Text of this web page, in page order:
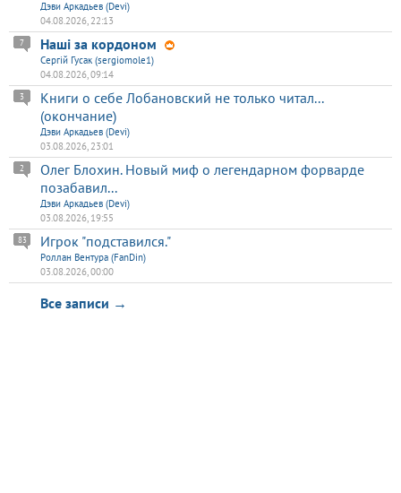
Дэви Аркадьев (Devi)
04.08.2026, 22:13
Наші за кордоном
7
Сергій Гусак (sergiomole1)
04.08.2026, 09:14
Книги о себе Лобановский не только читал...
(окончание)
3
Дэви Аркадьев (Devi)
03.08.2026, 23:01
Олег Блохин. Новый миф о легендарном форварде
позабавил...
2
Дэви Аркадьев (Devi)
03.08.2026, 19:55
Игрок "подставился."
83
Роллан Вентура (FanDin)
03.08.2026, 00:00
Все записи →